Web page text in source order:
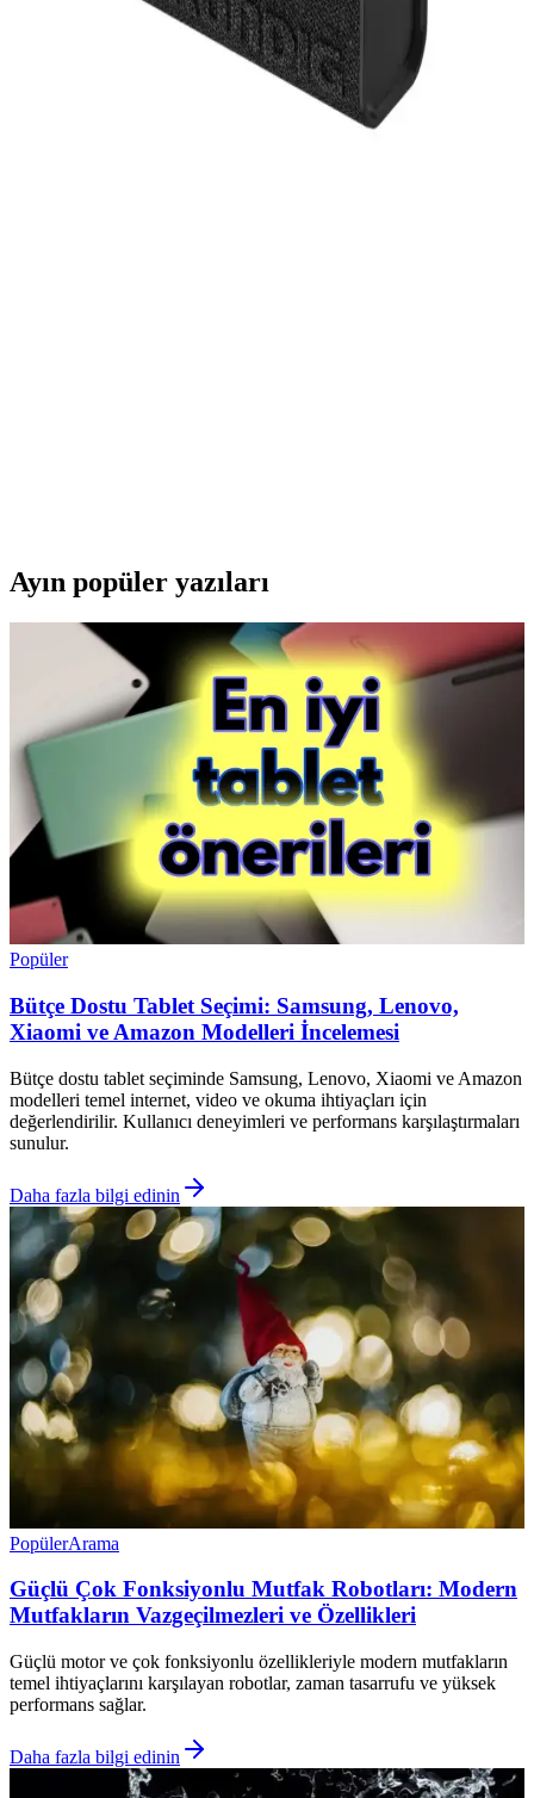
Açık Hava Kullanımı İçin Taşınabilir Güçlü
Hoparlör Seçim Rehberi ve Kullanım İpuçları
Açık hava etkinlikleri için dayanıklı ve yüksek ses çıkışlı taşınabilir
hoparlörler, uzun pil ömrü ve suya dayanıklılık özellikleriyle öne
Ayın popüler yazıları
Popüler
Bütçe Dostu Tablet Seçimi: Samsung, Lenovo,
Xiaomi ve Amazon Modelleri İncelemesi
Bütçe dostu tablet seçiminde Samsung, Lenovo, Xiaomi ve Amazon
modelleri temel internet, video ve okuma ihtiyaçları için
değerlendirilir. Kullanıcı deneyimleri ve performans karşılaştırmaları
sunulur.
Daha fazla bilgi edinin
PopülerArama
Güçlü Çok Fonksiyonlu Mutfak Robotları: Modern
Mutfakların Vazgeçilmezleri ve Özellikleri
Güçlü motor ve çok fonksiyonlu özellikleriyle modern mutfakların
temel ihtiyaçlarını karşılayan robotlar, zaman tasarrufu ve yüksek
performans sağlar.
Daha fazla bilgi edinin